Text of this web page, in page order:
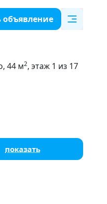
, 44 м2, этаж 1 из 17
показать